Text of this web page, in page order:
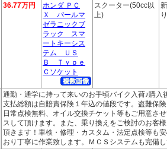
36.77万円
ホンダ ＰＣ
Ｘ パールマ
ゼラニックブ
ラック スマ
ートキーシス
テム ＵＳ
Ｂ Ｔｙｐｅ
Ｃソケット
スクーター(50cc以
上)
通勤・通学に持って来いのお手頃バイク入荷♪購
支払総額は自賠責保険１年込の値段です。盗難保
日常点検無料、オイル交換チケット等もご用意さ
スして頂けます。また、乗り換えをご検討のお客
頂きます！車検・修理・カスタム・法定点検等も
おり丁寧に作業致します。ＭＣＳシステムも完備